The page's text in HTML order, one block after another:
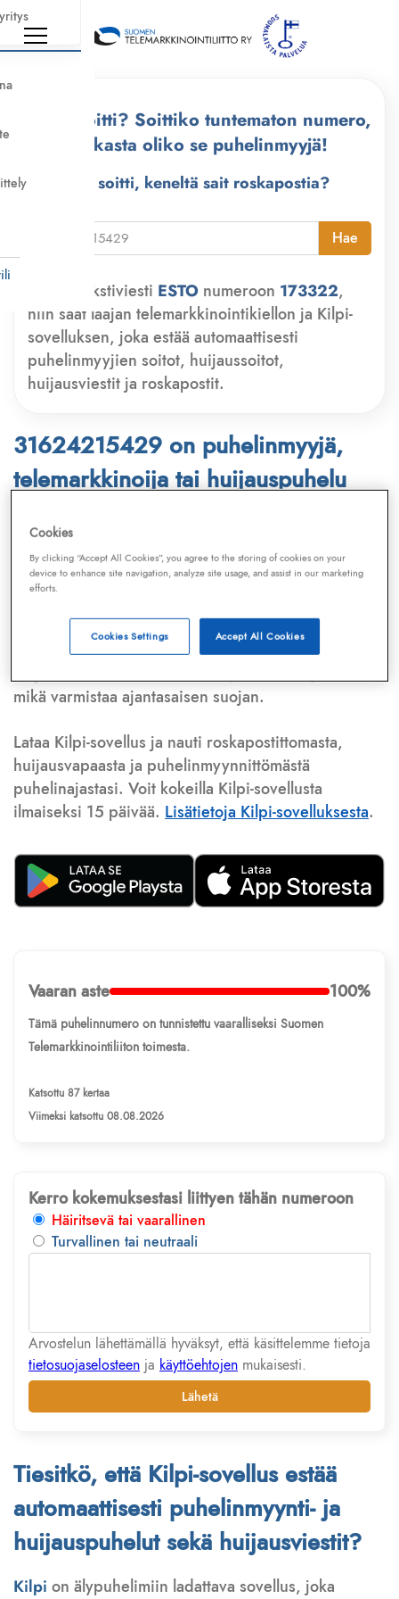
Kuka soitti? Soittiko tuntematon numero,
tarkasta oliko se puhelinmyyjä!
Kuka soitti, keneltä sait roskapostia?
Hae
Lähetä tekstiviesti ESTO numeroon 173322,
niin saat laajan telemarkkinointikiellon ja Kilpi-
sovelluksen, joka estää automaattisesti
puhelinmyyjien soitot, huijaussoitot,
huijausviestit ja roskapostit.
31624215429 on puhelinmyyjä,
telemarkkinoija tai huijauspuhelu
Puhelinnumero
Telemarkkinointiliiton jaKilpi-sovelluksen
tietokannasta, joka kattaa satoja tuhansia
Lisäksi tunnistamme automaattisesti, jos kyseessä on
puhelinhuijarin numero, sähköpostiosoitetai
huijausviesti. Tietokantaamme päivitetään jatkuvasti,
mikä varmistaa ajantasaisen suojan.
Lataa Kilpi-sovellus ja nauti roskapostittomasta,
huijausvapaasta ja puhelinmyynnittömästä
puhelinajastasi. Voit kokeilla Kilpi-sovellusta
ilmaiseksi 15 päivää. Lisätietoja Kilpi-sovelluksesta.
Vaaran aste 100%
Tämä puhelinnumero on tunnistettu vaaralliseksi Suomen
Telemarkkinointiliiton toimesta.
Katsottu 87 kertaa
Viimeksi katsottu 08.08.2026
Kerro kokemuksestasi liittyen tähän numeroon
Häiritsevä tai vaarallinen
Turvallinen tai neutraali
Arvostelun lähettämällä hyväksyt, että käsittelemme tietoja
tietosuojaselosteen ja käyttöehtojen mukaisesti.
Lähetä
Tiesitkö, että Kilpi-sovellus estää
automaattisesti puhelinmyynti- ja
huijauspuhelut sekä huijausviestit?
Kilpi on älypuhelimiin ladattava sovellus, joka
Cookies
By clicking “Accept All Cookies”, you agree to the storing of cookies on your
device to enhance site navigation, analyze site usage, and assist in our marketing
efforts.
Accept All Cookies
Cookies Settings